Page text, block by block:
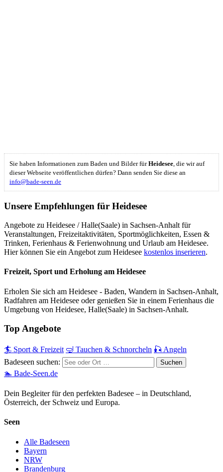
Sie haben Informationen zum Baden und Bilder fürHeidesee , die wir auf
dieser Webseite veröffentlichen dürfen? Dann senden Sie diese an
info@bade-seen.de
Unsere Empfehlungen für Heidesee
Angebote zu Heidesee / Halle(Saale) in Sachsen-Anhalt für
Veranstaltungen, Freizeitaktivitäten, Sportmöglichkeiten, Essen &
Trinken, Ferienhaus & Ferienwohnung und Urlaub am Heidesee.
Hier können Sie ein Angebot zum Heidesee kostenlos inserieren.
Freizeit, Sport und Erholung am Heidesee
Erholen Sie sich am Heidesee - Baden, Wandern in Sachsen-Anhalt,
Radfahren am Heidesee oder genießen Sie in einem Ferienhaus die
Umgebung von Heidesee, Halle(Saale) in Sachsen-Anhalt.
Top Angebote
🏄 Sport & Freizeit 🤿 Tauchen & Schnorcheln 🎣 Angeln
Badeseen suchen:
🏊 Bade-Seen.de
Dein Begleiter für den perfekten Badesee – in Deutschland,
Österreich, der Schweiz und Europa.
Seen
Alle Badeseen
Bayern
NRW
Brandenburg